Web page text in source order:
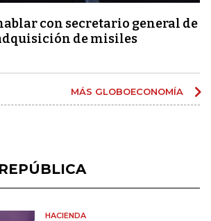
con secretario general de
de misiles
MÁS GLOBOECONOMÍA
HACIENDA